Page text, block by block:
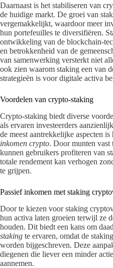
Daarnaast is het stabiliseren van
de huidige markt. De groei van
vergemakkelijkt, waardoor meer
hun portefeuilles te diversifiëren.
ontwikkeling van de blockchain-
en betrokkenheid van de
van samenwerking versterkt niet
ook zien waarom staking een van
strategieën is voor digitale activa
Voordelen van crypto-staking
Crypto-staking biedt diverse
als ervaren investeerders
de meest aantrekkelijke aspecten
inkomen crypto. Door munten vast
kunnen gebruikers profiteren van
totale rendement kan verhogen
te grijpen.
Passief inkomen met staking
Door te kiezen voor staking
hun activa laten groeien terwijl ze
houden. Dit biedt een kans om
staking te ervaren, omdat de
worden bijgeschreven. Deze
diegenen die liever een minder
aannemen.